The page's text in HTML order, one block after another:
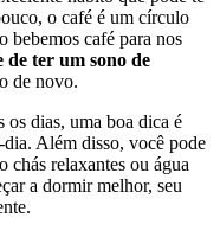
o café é um círculo
bebemos café para nos
de ter um sono de
de novo.
os dias, uma boa dica é
Além disso, você pode
chás relaxantes ou água
a dormir melhor, seu